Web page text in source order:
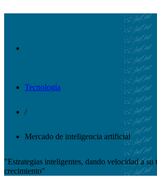
Tecnología
/
Mercado de inteligencia artificial
"Estrategias inteligentes, dando velocidad a su
crecimiento"